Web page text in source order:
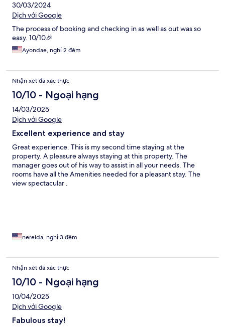
30/03/2024
Dịch với Google
The process of booking and checking in as well as out was so
easy. 10/10🎉
Ayondae, nghỉ 2 đêm
Nhận xét đã xác thực
10/10 - Ngoại hạng
14/03/2025
Dịch với Google
Excellent experience and stay
Great experience. This is my second time staying at the
property. A pleasure always staying at this property. The
manager goes out of his way to assist in all your needs. The
rooms have all the Amenities needed for a pleasant stay. The
view spectacular .
nereida, nghỉ 3 đêm
Nhận xét đã xác thực
10/10 - Ngoại hạng
10/04/2025
Dịch với Google
Fabulous stay!